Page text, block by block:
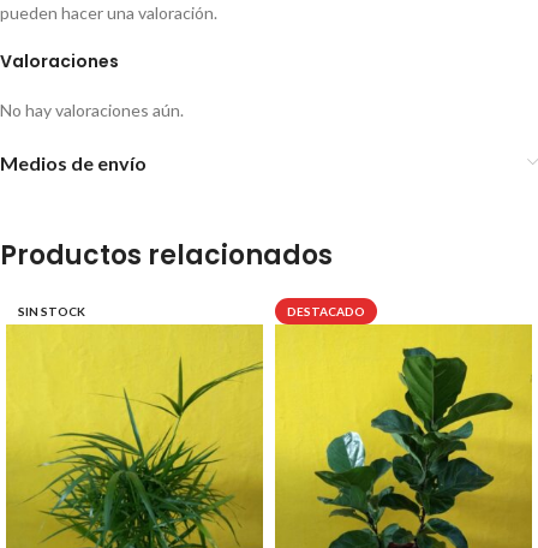
Valoraciones
No hay valoraciones aún.
pueden hacer una valoración.
Medios de envío
Productos relacionados
SIN STOCK DESTACADO